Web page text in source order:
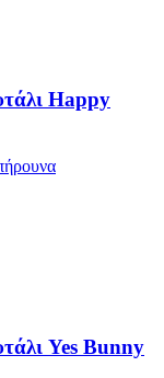
Happy
Yes Bunny